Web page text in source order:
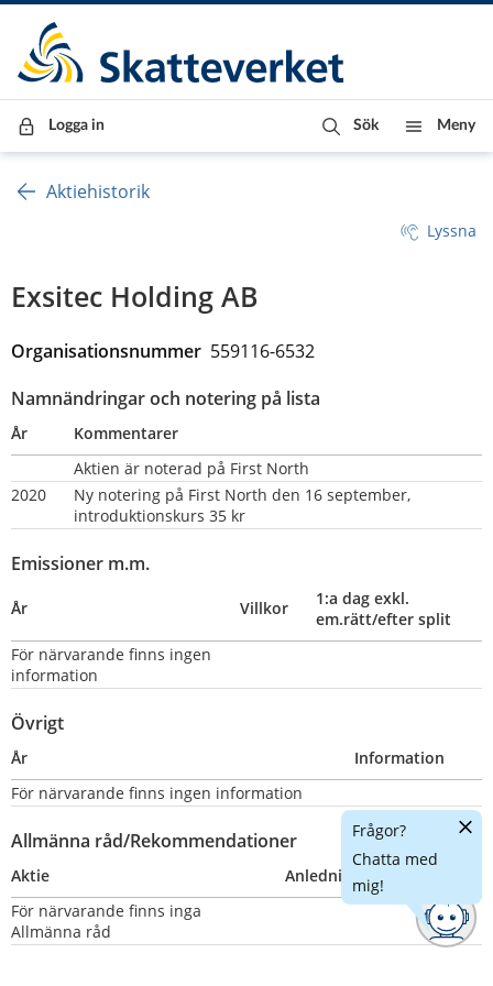
Till innehåll
Till navigationen
Till chattrobot
Logga in Sök Meny
Aktiehistorik
Lyssna
Exsitec Holding AB
Organisationsnummer 559116-6532
Namnändringar och notering på lista
År
Kommentarer
Aktien är noterad på First North
2020
Ny notering på First North den 16 september,
introduktionskurs 35 kr
Emissioner m.m.
År Villkor
1:a dag exkl.
em.rätt/efter split
För närvarande finns ingen
information
Övrigt
År
Information
För närvarande finns ingen information
Allmänna råd/Rekommendationer
Aktie Anledning
För närvarande finns inga
Allmänna råd
Frågor?
Chatta med
mig!
Dölj